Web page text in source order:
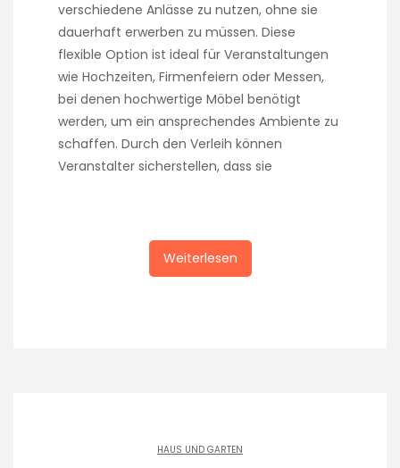
verschiedene Anlässe zu nutzen, ohne sie
dauerhaft erwerben zu müssen. Diese
flexible Option ist ideal für Veranstaltungen
wie Hochzeiten, Firmenfeiern oder Messen,
bei denen hochwertige Möbel benötigt
werden, um ein ansprechendes Ambiente zu
schaffen. Durch den Verleih können
Veranstalter sicherstellen, dass sie
Weiterlesen
HAUS UND GARTEN